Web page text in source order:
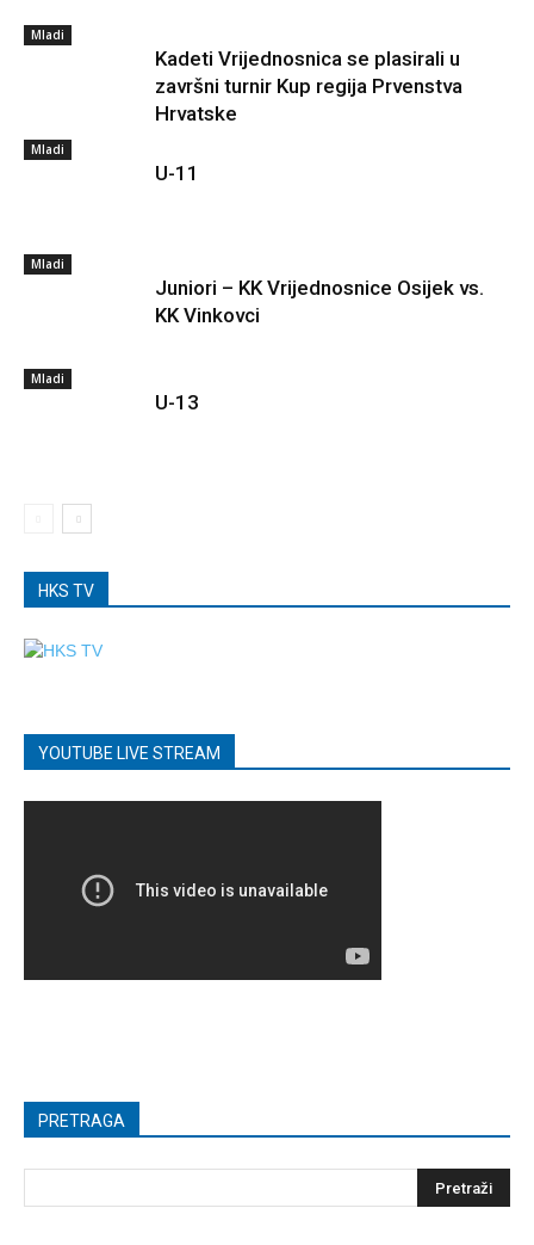
Mladi
Kadeti Vrijednosnica se plasirali u
završni turnir Kup regija Prvenstva
Hrvatske
Mladi
U-11
Mladi
Juniori – KK Vrijednosnice Osijek vs.
KK Vinkovci
Mladi
U-13
HKS TV
YOUTUBE LIVE STREAM
PRETRAGA